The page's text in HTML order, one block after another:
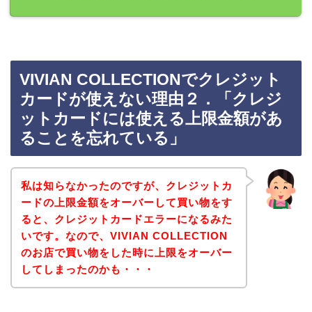
VIVIAN COLLECTIONでクレジット
カードが使えない理由２．「クレジ
ットカードには使える上限金額があ
ることを忘れている」
私は知らなかったのですが、クレジットカ
ードの上限金額をオーバーして買い物をす
ると、クレジットカードエラーになるみた
いです。なので、VIVIAN COLLECTION
のお店で買い物をした時に上限をオーバー
してしまったのかも・・・